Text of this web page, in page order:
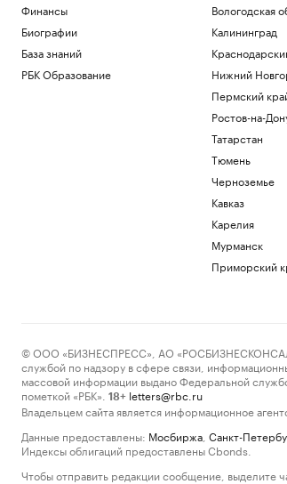
Финансы
Биографии
База знаний
РБК Образование
Вологодская
Калининград
Нижний
Пермский
Ростов-на-
Татарстан
Тюмень
Черноземье
Кавказ
Карелия
Мурманск
Приморский
© ООО «БИЗНЕСПРЕСС», АО
службой по надзору в сфере связи,
массовой информации выдано Федеральной
пометкой «РБК».
18+ letters@rbc.ru
Владельцем сайта является информационное
Данные предоставлены: Мосбиржа Санкт-
Индексы облигаций предоставлены Cbonds.
Чтобы отправить редакции сообщение, выделите